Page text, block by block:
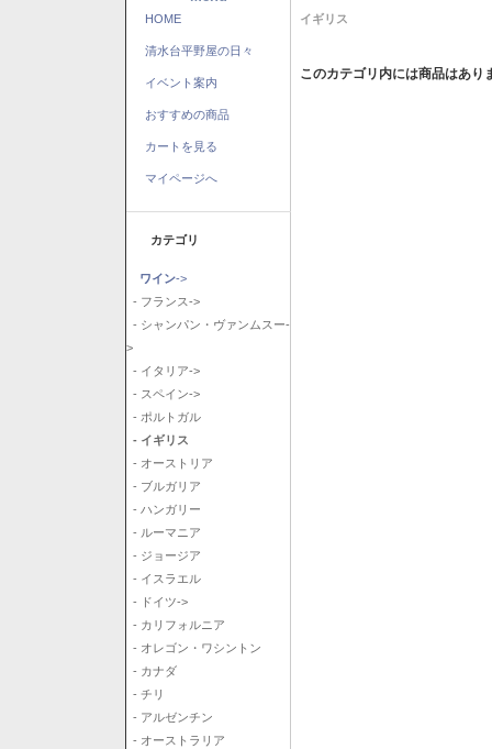
HOME
清水台平野屋の日々
イベント案内
おすすめの商品
カートを見る
マイページへ
カテゴリ
ワイン->
- フランス->
- シャンパン・ヴァンムスー-
>
- イタリア->
- スペイン->
- ポルトガル
- イギリス
- オーストリア
- ブルガリア
- ハンガリー
- ルーマニア
- ジョージア
- イスラエル
- ドイツ->
- カリフォルニア
- オレゴン・ワシントン
- カナダ
- チリ
- アルゼンチン
- オーストラリア
イギリス
このカテゴリ内には商品はあり